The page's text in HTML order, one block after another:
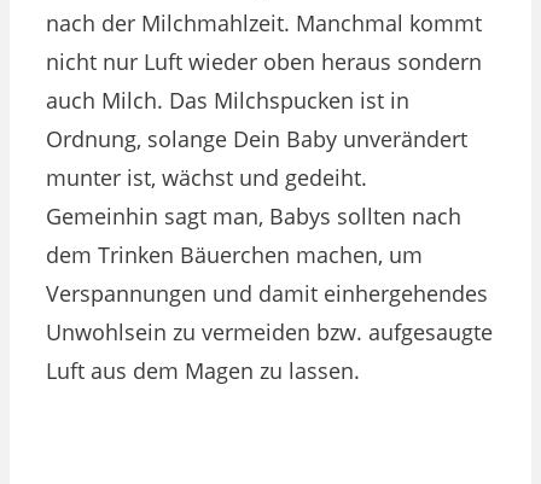
nach der Milchmahlzeit. Manchmal kommt
nicht nur Luft wieder oben heraus sondern
auch Milch. Das Milchspucken ist in
Ordnung, solange Dein Baby unverändert
munter ist, wächst und gedeiht.
Gemeinhin sagt man, Babys sollten nach
dem Trinken Bäuerchen machen, um
Verspannungen und damit einhergehendes
Unwohlsein zu vermeiden bzw. aufgesaugte
Luft aus dem Magen zu lassen.